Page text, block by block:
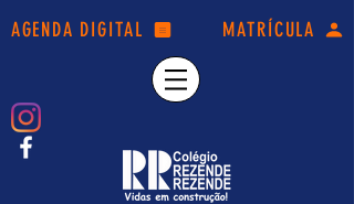
AGENDA DIGITAL MATRÍCULA